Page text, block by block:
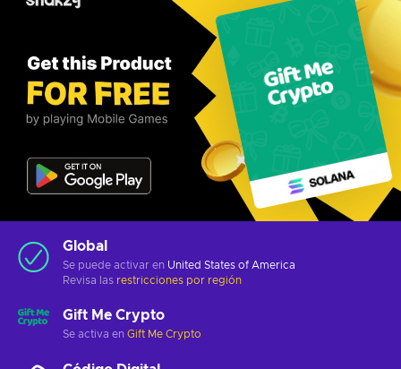
Global
Se puede activar en United States of America
Revisa las restricciones por región
Gift Me Crypto
Se activa en Gift Me Crypto